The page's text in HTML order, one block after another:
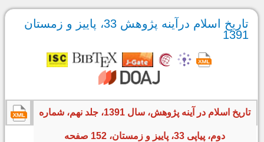
تاریخ اسلام درآینه پژوهش 33، پاییز و زمستان
1391
تاریخ اسلام در آینه پژوهش، سال 1391، جلد نهم، شماره
دوم، پیاپی 33، پاییز و زمستان، 152 صفحه